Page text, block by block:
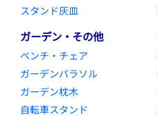
スタンド灰皿
ガーデン・その他
ベンチ・チェア
ガーデンパラソル
ガーデン枕木
自転車スタンド